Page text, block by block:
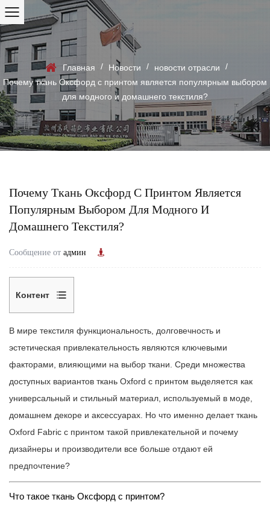
Главная / Новости / новости отрасли
/
Почему ткань Оксфорд с принтом является популярным выбором
для модного и домашнего текстиля?
Почему Ткань Оксфорд С Принтом Является
Популярным Выбором Для Модного И
Домашнего Текстиля?
Сообщение от админ
Контент
1
Что
такое
ткань
Оксфорд
с
принтом?
2
Как
изготавливается
Оксфорд
В мире текстиля функциональность, долговечность и
эстетическая привлекательность являются ключевыми
факторами, влияющими на выбор ткани. Среди множества
доступных вариантов ткань Oxford с принтом выделяется как
универсальный и стильный материал, используемый в моде,
домашнем декоре и аксессуарах. Но что именно делает ткань
Oxford Fabric с принтом такой привлекательной и почему
дизайнеры и производители все больше отдают ей
предпочтение?
Что такое ткань Оксфорд с принтом?